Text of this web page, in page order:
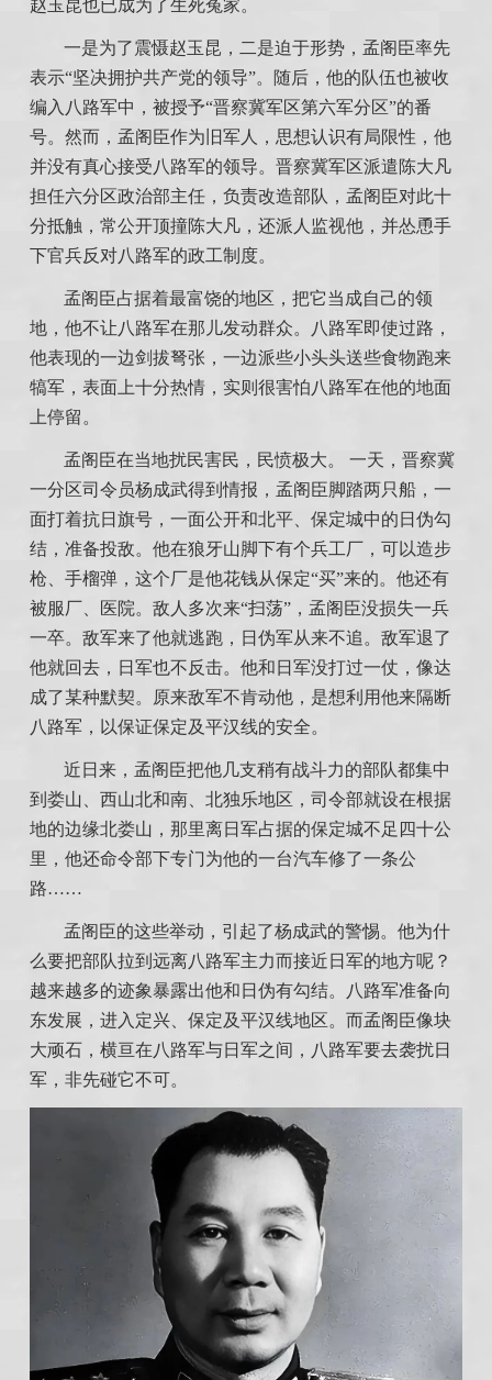
赵玉昆也已成为了生死冤家。
一是为了震慑赵玉昆，二是迫于形势，孟阁臣率先
表示“坚决拥护共产党的领导”。随后，他的队伍也被收
编入八路军中，被授予“晋察冀军区第六军分区”的番
号。然而，孟阁臣作为旧军人，思想认识有局限性，他
并没有真心接受八路军的领导。晋察冀军区派遣陈大凡
担任六分区政治部主任，负责改造部队，孟阁臣对此十
分抵触，常公开顶撞陈大凡，还派人监视他，并怂恿手
下官兵反对八路军的政工制度。
孟阁臣占据着最富饶的地区，把它当成自己的领
地，他不让八路军在那儿发动群众。八路军即使过路，
他表现的一边剑拔弩张，一边派些小头头送些食物跑来
犒军，表面上十分热情，实则很害怕八路军在他的地面
上停留。
孟阁臣在当地扰民害民，民愤极大。 一天，晋察冀
一分区司令员杨成武得到情报，孟阁臣脚踏两只船，一
面打着抗日旗号，一面公开和北平、保定城中的日伪勾
结，准备投敌。他在狼牙山脚下有个兵工厂，可以造步
枪、手榴弹，这个厂是他花钱从保定“买”来的。他还有
被服厂、医院。敌人多次来“扫荡”，孟阁臣没损失一兵
一卒。敌军来了他就逃跑，日伪军从来不追。敌军退了
他就回去，日军也不反击。他和日军没打过一仗，像达
成了某种默契。原来敌军不肯动他，是想利用他来隔断
八路军，以保证保定及平汉线的安全。
近日来，孟阁臣把他几支稍有战斗力的部队都集中
到娄山、西山北和南、北独乐地区，司令部就设在根据
地的边缘北娄山，那里离日军占据的保定城不足四十公
里，他还命令部下专门为他的一台汽车修了一条公
路……
孟阁臣的这些举动，引起了杨成武的警惕。他为什
么要把部队拉到远离八路军主力而接近日军的地方呢？
越来越多的迹象暴露出他和日伪有勾结。八路军准备向
东发展，进入定兴、保定及平汉线地区。而孟阁臣像块
大顽石，横亘在八路军与日军之间，八路军要去袭扰日
军，非先碰它不可。